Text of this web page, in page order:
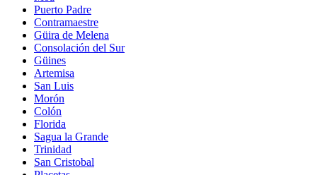
Puerto Padre
Contramaestre
Güira de Melena
Consolación del Sur
Güines
Artemisa
San Luis
Morón
Colón
Florida
Sagua la Grande
Trinidad
San Cristobal